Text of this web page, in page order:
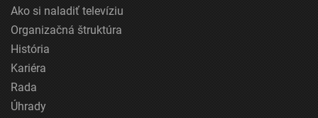
Ako si naladiť televíziu
Organizačná štruktúra
História
Kariéra
Rada
Úhrady